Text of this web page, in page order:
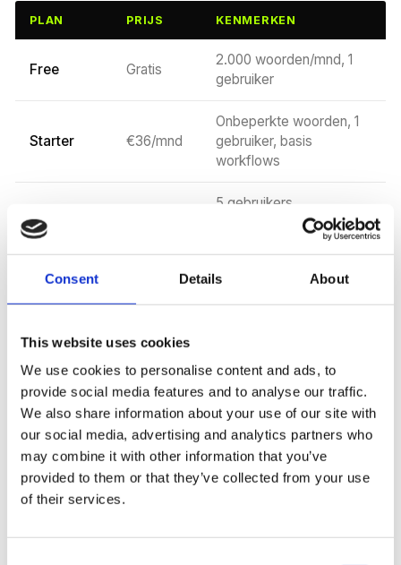
Consent Details About
This website uses cookies
We use cookies to personalise content and ads, to
provide social media features and to analyse our traffic.
We also share information about your use of our site with
our social media, advertising and analytics partners who
may combine it with other information that you’ve
provided to them or that they’ve collected from your use
of their services.
PLAN PRIJS KENMERKEN
Free Gratis
2.000 woorden/mnd, 1
gebruiker
Starter €36/mnd
Onbeperkte woorden, 1
gebruiker, basis
workflows
Advanced
5 gebruikers,
geavanceerde
workflows, API-toegang
advertentiecopy, productbeschrijvingen, email-
outreach. Minder geschikt voor lange SEO-artikelen of
thought leadership content.
Onze aanbeveling voor MKB
Claude Pro (€20/mnd) als je primaire